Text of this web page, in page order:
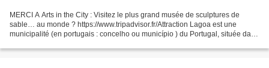
MERCI A Arts in the City : Visitez le plus grand musée de sculptures de
sable… au monde ? https://www.tripadvisor.fr/Attraction Lagoa est une
municipalité (en portugais : concelho ou município ) du Portugal, située dans